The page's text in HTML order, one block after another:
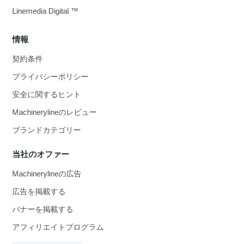
情報
契約条件
プライバシーポリシー
安全に関するヒント
Machinerylineのレビュー
ブランドカテゴリー
当社のオファー
Machinerylineの広告
広告を掲載する
バナーを掲載する
アフィリエイトプログラム
Linemedia Digital ™